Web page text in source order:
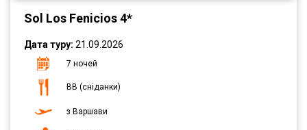
Sol Los Fenicios 4*
Дата туру: 21.09.2026
7 ночей
ВВ (сніданки)
з Варшави